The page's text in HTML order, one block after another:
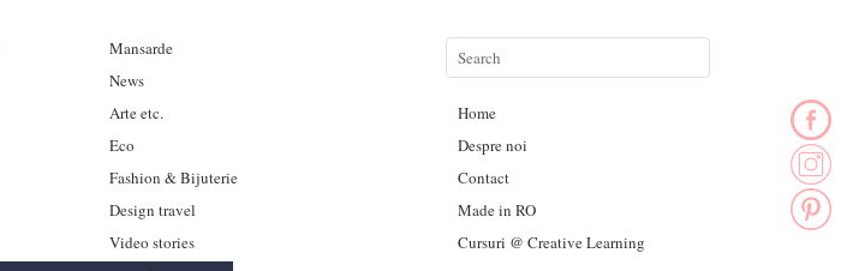
Mansarde
News
Arte etc.
Eco
Fashion & Bijuterie
Design travel
Video stories
Home
Despre noi
Contact
Made in RO
Cursuri @ Creative Learning